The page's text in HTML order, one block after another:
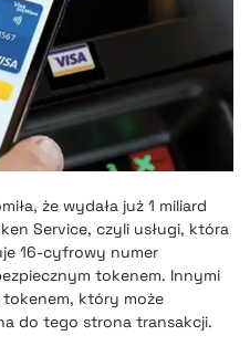
że wydała już 1 miliard
Service, czyli usługi, która
16-cyfrowy numer
tokenem. Innymi
który może
do tego strona transakcji.